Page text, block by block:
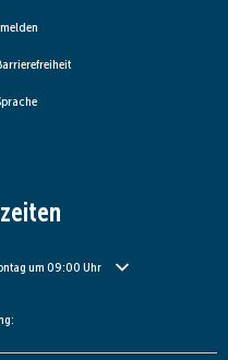
Schließzeiten auszublenden
um 09:00 Uhr